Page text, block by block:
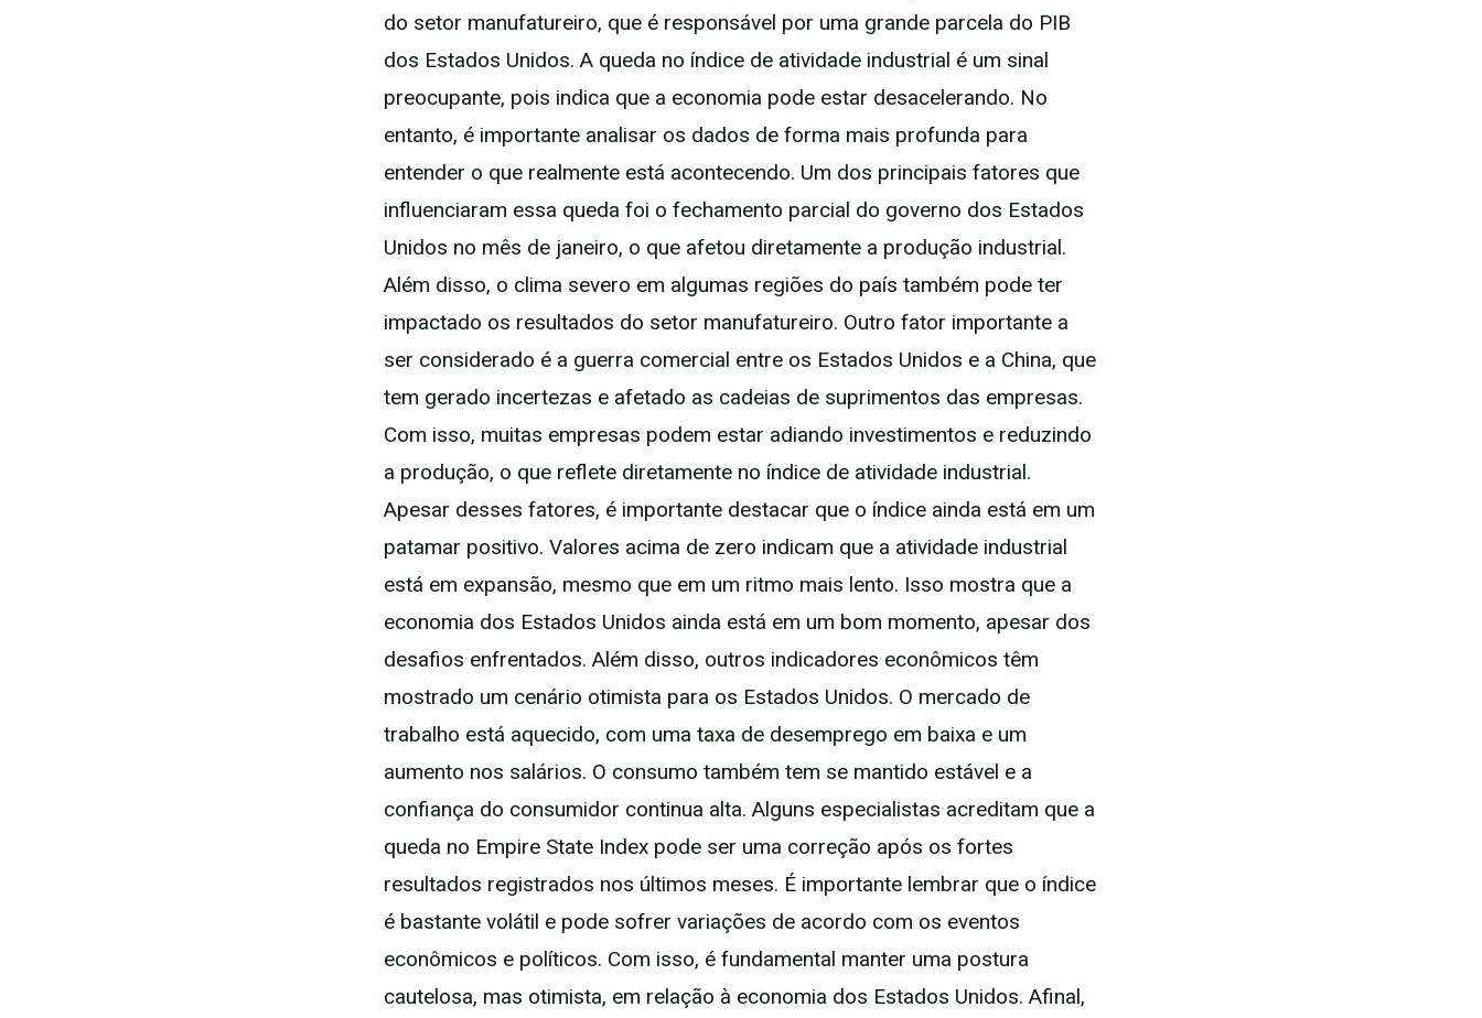
do setor manufatureiro, que é responsável por uma grande parcela do PIB
dos Estados Unidos. A queda no índice de atividade industrial é um sinal
preocupante, pois indica que a economia pode estar desacelerando. No
entanto, é importante analisar os dados de forma mais profunda para
entender o que realmente está acontecendo. Um dos principais fatores que
influenciaram essa queda foi o fechamento parcial do governo dos Estados
Unidos no mês de janeiro, o que afetou diretamente a produção industrial.
Além disso, o clima severo em algumas regiões do país também pode ter
impactado os resultados do setor manufatureiro. Outro fator importante a
ser considerado é a guerra comercial entre os Estados Unidos e a China, que
tem gerado incertezas e afetado as cadeias de suprimentos das empresas.
Com isso, muitas empresas podem estar adiando investimentos e reduzindo
a produção, o que reflete diretamente no índice de atividade industrial.
Apesar desses fatores, é importante destacar que o índice ainda está em um
patamar positivo. Valores acima de zero indicam que a atividade industrial
está em expansão, mesmo que em um ritmo mais lento. Isso mostra que a
economia dos Estados Unidos ainda está em um bom momento, apesar dos
desafios enfrentados. Além disso, outros indicadores econômicos têm
mostrado um cenário otimista para os Estados Unidos. O mercado de
trabalho está aquecido, com uma taxa de desemprego em baixa e um
aumento nos salários. O consumo também tem se mantido estável e a
confiança do consumidor continua alta. Alguns especialistas acreditam que a
queda no Empire State Index pode ser uma correção após os fortes
resultados registrados nos últimos meses. É importante lembrar que o índice
é bastante volátil e pode sofrer variações de acordo com os eventos
econômicos e políticos. Com isso, é fundamental manter uma postura
cautelosa, mas otimista, em relação à economia dos Estados Unidos. Afinal,